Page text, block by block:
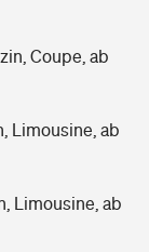
Coupe, ab
Limousine, ab
Limousine, ab